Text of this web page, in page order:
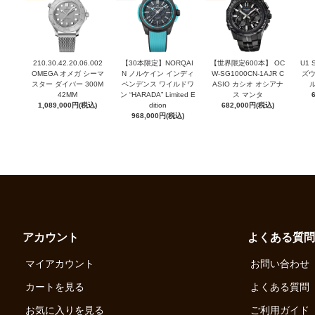
210.30.42.20.06.002
OMEGA オメガ シーマ
スター ダイバー 300M
42MM
1,089,000円(税込)
【30本限定】NORQAI
N ノルケイン インディ
ペンデンス ワイルドワ
ン “HARADA” Limited E
dition
968,000円(税込)
【世界限定600本】 OC
W-SG1000CN-1AJR C
ASIO カシオ オシアナ
ス マンタ
682,000円(税込)
U1
ズ
アカウント
マイアカウント
カートを見る
お気に入りを見る
よくある質
お問い合わせ
よくある質問
ご利用ガイド